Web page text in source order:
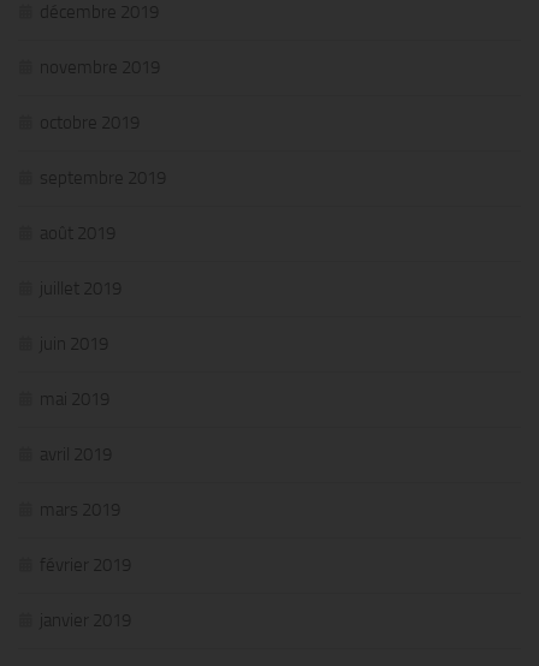
décembre 2019
novembre 2019
octobre 2019
septembre 2019
août 2019
juillet 2019
juin 2019
mai 2019
avril 2019
mars 2019
février 2019
janvier 2019